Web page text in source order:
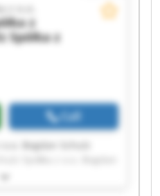
z o.o.
z
Spółka z
Call
Bogdan Schulz
Schulz Spółka z o.o.